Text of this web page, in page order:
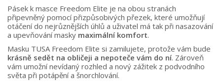
Pásek k masce Freedom Elite je na obou stranách
připevněný pomocí přizpůsobivých přezek, které umožňují
otáčení do nejrůznějších úhlů a uživatel má tak při nasazování
a upevňování masky maximální komfort.
Masku TUSA Freedom Elite si zamilujete, protože vám bude
krásně sedět na obličeji a nepoteče vám do ní. Zároveň
vám umožní nevídaný rozhled a nový zážitek z podvodního
světa při potápění a šnorchlování.